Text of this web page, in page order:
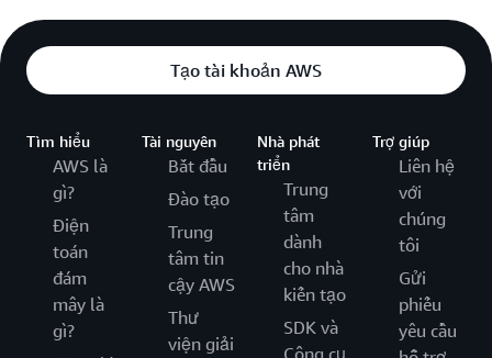
Tạo tài khoản AWS
Tìm hiểu
AWS là
gì?
Điện
toán
đám
mây là
gì?
Tài nguyên
Bắt đầu
Đào tạo
Trung
tâm tin
cậy AWS
Thư
viện giải
Nhà phát
triển
Trung
tâm
dành
cho nhà
kiến tạo
SDK và
Trợ giúp
Liên hệ
với
chúng
tôi
Gửi
phiếu
yêu cầu